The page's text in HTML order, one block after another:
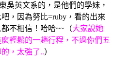
吳英文系的，是他們的學妹，
，因為努比=ruby，看的出來
不相信！哈哈~~ （大家說她
輕鬆的一趟行程，不過你們五
，太強了..）